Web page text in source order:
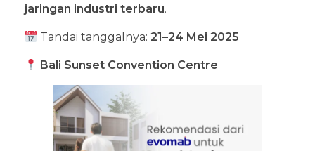
jaringan industri terbaru.
Tandai tanggalnya:21–24 Mei 2025
Bali Sunset Convention Centre